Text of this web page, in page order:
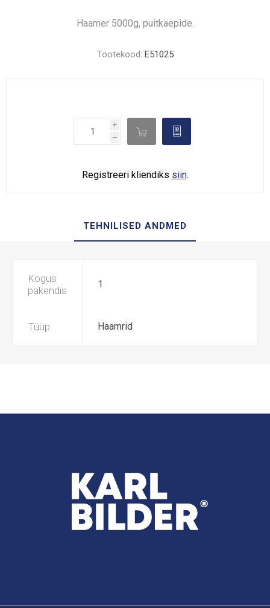
Haamer 5000g, puitkäepide.
Tootekood: E51025
i
h
d 
Registreeri kliendiks siin.
TEHNILISED ANDMED
Kogus
pakendis
1
Tüüp Haamrid